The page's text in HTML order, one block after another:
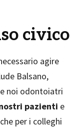
civico
agire
Balsano,
noi odontoiatri
pazienti e
per i colleghi